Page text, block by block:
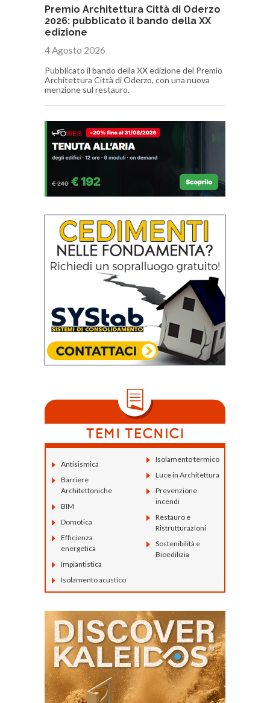
Premio Architettura Città di Oderzo
2026: pubblicato il bando della XX
edizione
4 Agosto 2026
Pubblicato il bando della XX edizione del Premio
Architettura Città di Oderzo, con una nuova
menzione sul restauro.
Antisismica
Barriere
Architettoniche
BIM
Domotica
Efficienza
energetica
Impiantistica
Isolamento acustico
Isolamento termico
Luce in Architettura
Prevenzione
incendi
Restauro e
Ristrutturazioni
Sostenibilità e
Bioedilizia